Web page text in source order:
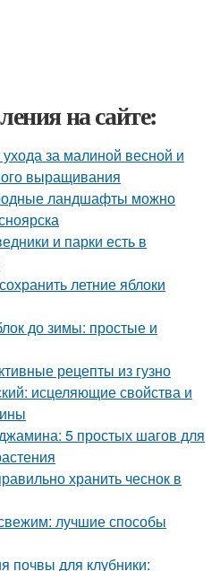
на сайте:
за малиной весной и
выращивания
ландшафты можно
и парки есть в
летние яблоки
до зимы: простые и
рецепты из гузно
исцеляющие свойства и
5 простых шагов для
хранить чеснок в
лучшие способы
почвы для клубники: